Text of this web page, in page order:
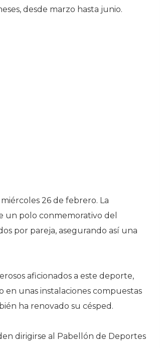
desde marzo hasta junio.
26 de febrero. La
un polo conmemorativo del
por pareja, asegurando así una
aficionados a este deporte,
unas instalaciones compuestas
ha renovado su césped.
dirigirse al Pabellón de Deportes